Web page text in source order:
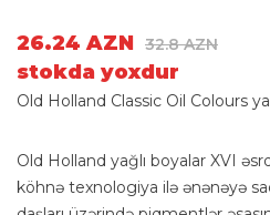
26.24 AZN 32.8 AZN
stokda yoxdur
Old Holland Classic Oil Colours
Old Holland yağlı boyalar XVI
köhnə texnologiya ilə ənənəyə